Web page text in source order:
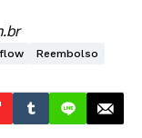
Reembolso